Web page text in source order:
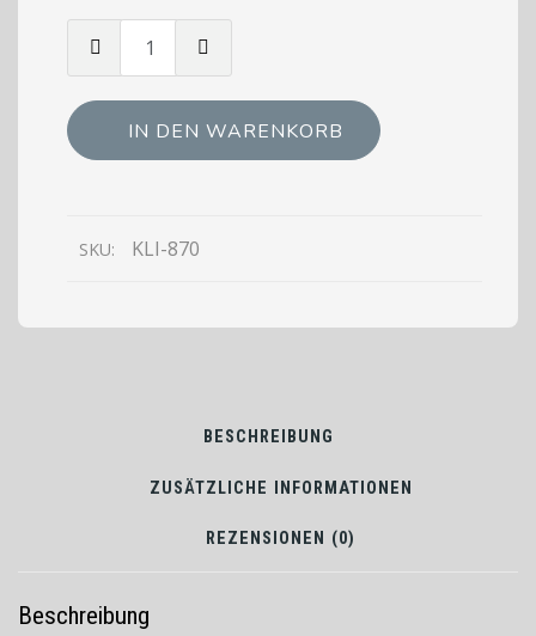
von
Gasgrill
Grillpatte
KLI-
IN DEN WARENKORB
SKU: KLI-870
BESCHREIBUNG
ZUSÄTZLICHE INFORMATIONEN
REZENSIONEN (0)
Beschreibung